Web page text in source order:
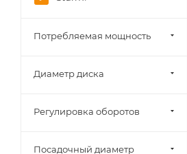
Потребляемая мощность
Диаметр диска
Регулировка оборотов
Посадочный диаметр